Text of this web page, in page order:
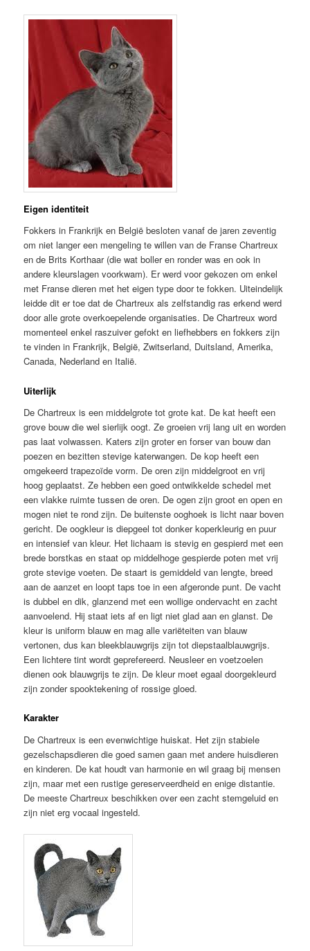
Eigen identiteit
Fokkers in Frankrijk en België besloten vanaf de jaren zeventig
om niet langer een mengeling te willen van de Franse Chartreux
en de Brits Korthaar (die wat boller en ronder was en ook in
andere kleurslagen voorkwam). Er werd voor gekozen om enkel
met Franse dieren met het eigen type door te fokken. Uiteindelijk
leidde dit er toe dat de Chartreux als zelfstandig ras erkend werd
door alle grote overkoepelende organisaties. De Chartreux word
momenteel enkel raszuiver gefokt en liefhebbers en fokkers zijn
te vinden in Frankrijk, België, Zwitserland, Duitsland, Amerika,
Canada, Nederland en Italië.
Uiterlijk
De Chartreux is een middelgrote tot grote kat. De kat heeft een
grove bouw die wel sierlijk oogt. Ze groeien vrij lang uit en worden
pas laat volwassen. Katers zijn groter en forser van bouw dan
poezen en bezitten stevige katerwangen. De kop heeft een
omgekeerd trapezoïde vorm. De oren zijn middelgroot en vrij
hoog geplaatst. Ze hebben een goed ontwikkelde schedel met
een vlakke ruimte tussen de oren. De ogen zijn groot en open en
mogen niet te rond zijn. De buitenste ooghoek is licht naar boven
gericht. De oogkleur is diepgeel tot donker koperkleurig en puur
en intensief van kleur. Het lichaam is stevig en gespierd met een
brede borstkas en staat op middelhoge gespierde poten met vrij
grote stevige voeten. De staart is gemiddeld van lengte, breed
aan de aanzet en loopt taps toe in een afgeronde punt. De vacht
is dubbel en dik, glanzend met een wollige ondervacht en zacht
aanvoelend. Hij staat iets af en ligt niet glad aan en glanst. De
kleur is uniform blauw en mag alle variëteiten van blauw
vertonen, dus kan bleekblauwgrijs zijn tot diepstaalblauwgrijs.
Een lichtere tint wordt geprefereerd. Neusleer en voetzoelen
dienen ook blauwgrijs te zijn. De kleur moet egaal doorgekleurd
zijn zonder spooktekening of rossige gloed.
Karakter
De Chartreux is een evenwichtige huiskat. Het zijn stabiele
gezelschapsdieren die goed samen gaan met andere huisdieren
en kinderen. De kat houdt van harmonie en wil graag bij mensen
zijn, maar met een rustige gereserveerdheid en enige distantie.
De meeste Chartreux beschikken over een zacht stemgeluid en
zijn niet erg vocaal ingesteld.